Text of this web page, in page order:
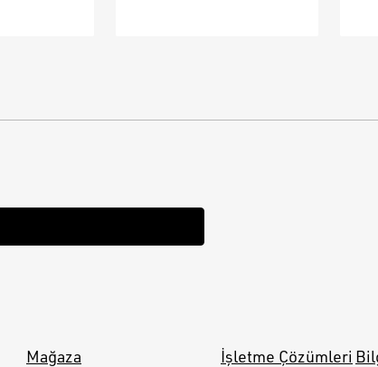
Mağaza İşletme Çözümleri